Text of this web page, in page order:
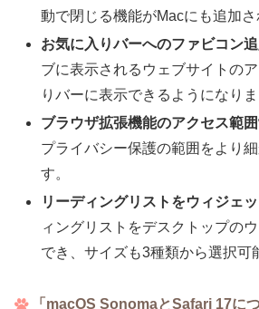
動で閉じる機能がMacにも追加さ
お気に入りバーへのファビコン
ブに表示されるウェブサイトの
りバーに表示できるようになりま
ブラウザ拡張機能のアクセス範
プライバシー保護の範囲をより
す。
リーディングリストをウィジェ
ィングリストをデスクトップの
でき、サイズも3種類から選択可
「macOS SonomaとSafari 17に